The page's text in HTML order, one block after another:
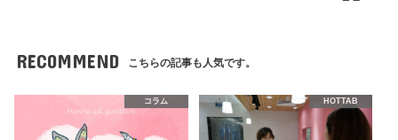
RECOMMEND こちらの記事も人気です。
コラム HOTTAB